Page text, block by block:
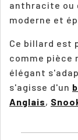
anthracite ou
moderne et
Ce billard est
comme pièce
élégant
s'agisse d'un
Anglais,